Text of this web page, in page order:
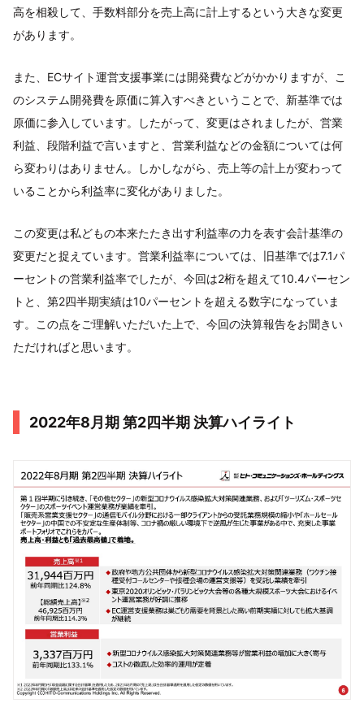
高を相殺して、手数料部分を売上高に計上するという大きな変更
があります。
また、ECサイト運営支援事業には開発費などがかかりますが、こ
のシステム開発費を原価に算入すべきということで、新基準では
原価に参入しています。したがって、変更はされましたが、営業
利益、段階利益で言いますと、営業利益などの金額については何
ら変わりはありません。しかしながら、売上等の計上が変わって
いることから利益率に変化がありました。
この変更は私どもの本来たたき出す利益率の力を表す会計基準の
変更だと捉えています。営業利益率については、旧基準では7.1パ
ーセントの営業利益率でしたが、今回は2桁を超えて10.4パーセン
トと、第2四半期実績は10パーセントを超える数字になっていま
す。この点をご理解いただいた上で、今回の決算報告をお聞きい
ただければと思います。
2022年8月期 第2四半期 決算ハイライト